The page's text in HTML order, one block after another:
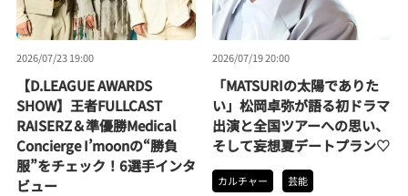
2026/07/23 19:00
【D.LEAGUE AWARDS
SHOW】王者FULLCAST
RAISERZ＆準優勝Medical
Concierge I’moonの“勝負
服”をチェック！6選手インタ
ビュー
2026/07/19 20:00
「MATSURIの太陽でありた
い」松岡卓弥が語る初ドラマ
出演と全国ツアーへの思い、
そして妄想夏デートプラン♡
カルチャー 芸能